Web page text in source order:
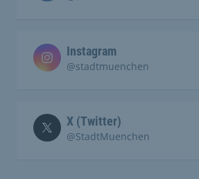
Instagram
@stadtmuenchen
X (Twitter)
@StadtMuenchen